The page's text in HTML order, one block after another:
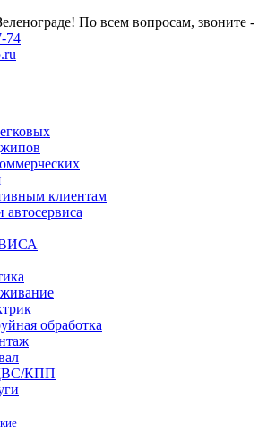
По всем вопросам, звоните -
74
клиентам
автосервиса
обработка
КПП